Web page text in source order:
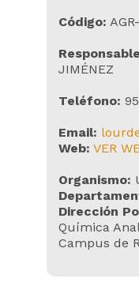
Código:
JIMÉNEZ
Teléfono:
Email:
Web: VER
Organismo:
Dirección
Química
Campus de